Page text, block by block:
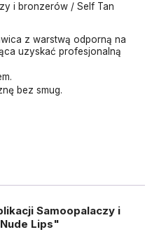
i bronzerów / Self Tan
z warstwą odporną na
uzyskać profesjonalną
bez smug.
Samoopalaczy i
Lips"